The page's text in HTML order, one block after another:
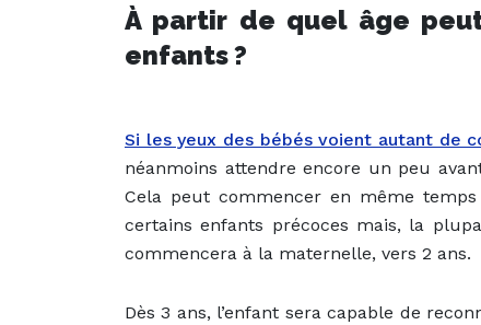
À partir de quel âge
enfants?
Si les yeux des bébés voient autant de
néanmoins attendre encore un peu
Cela peut commencer en même
certains enfants précoces mais, la
commencera à la maternelle, vers 2 ans.
Dès 3 ans, l’enfant sera capable de